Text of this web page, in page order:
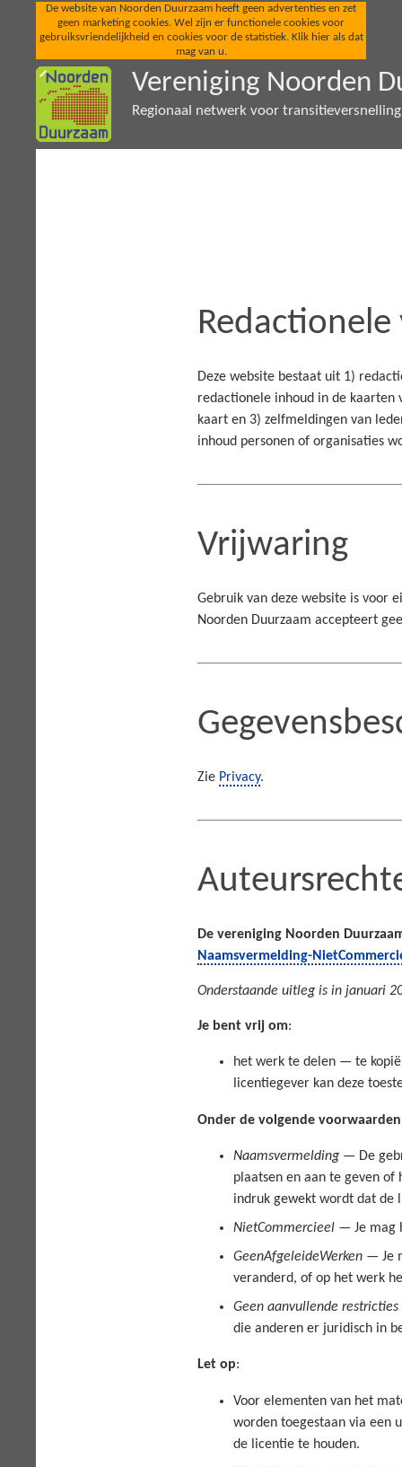
De website van Noorden Duurzaam heeft geen advertenties en zet
geen marketing cookies. Wel zijn er functionele cookies voor
gebruiksvriendelijkheid en cookies voor de statistiek. Klik hier als dat
mag van u.
Vereniging Noorden
Regionaal netwerk voor
Deze website bestaat uit 1)
redactionele inhoud in de kaarten
kaart en 3) zelfmeldingen van
inhoud personen of organisaties
Vrijwaring
Gebruik van deze website is voor
Noorden Duurzaam accepteert
Zie Privacy.
De vereniging Noorden
Naamsvermelding-
Onderstaande uitleg is in januari
Je bent vrij om:
het werk te delen — te
licentiegever kan deze
Onder de volgende voorwaarden
Naamsvermelding — De
plaatsen en aan te geven
indruk gewekt wordt dat de
NietCommercieel — Je mag
GeenAfgeleideWerken — Je
veranderd, of op het werk
Geen aanvullende restricties
die anderen er juridisch in
Let op:
Voor elementen van het
worden toegestaan via een
de licentie te houden.